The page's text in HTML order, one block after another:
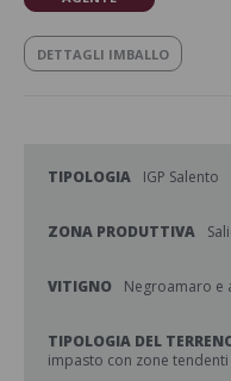
DETTAGLI IMBALLO
TIPOLOGIA IGP Salento
ZONA PRODUTTIVA
VITIGNO Negroamaro e
TIPOLOGIA DEL
impasto con zone